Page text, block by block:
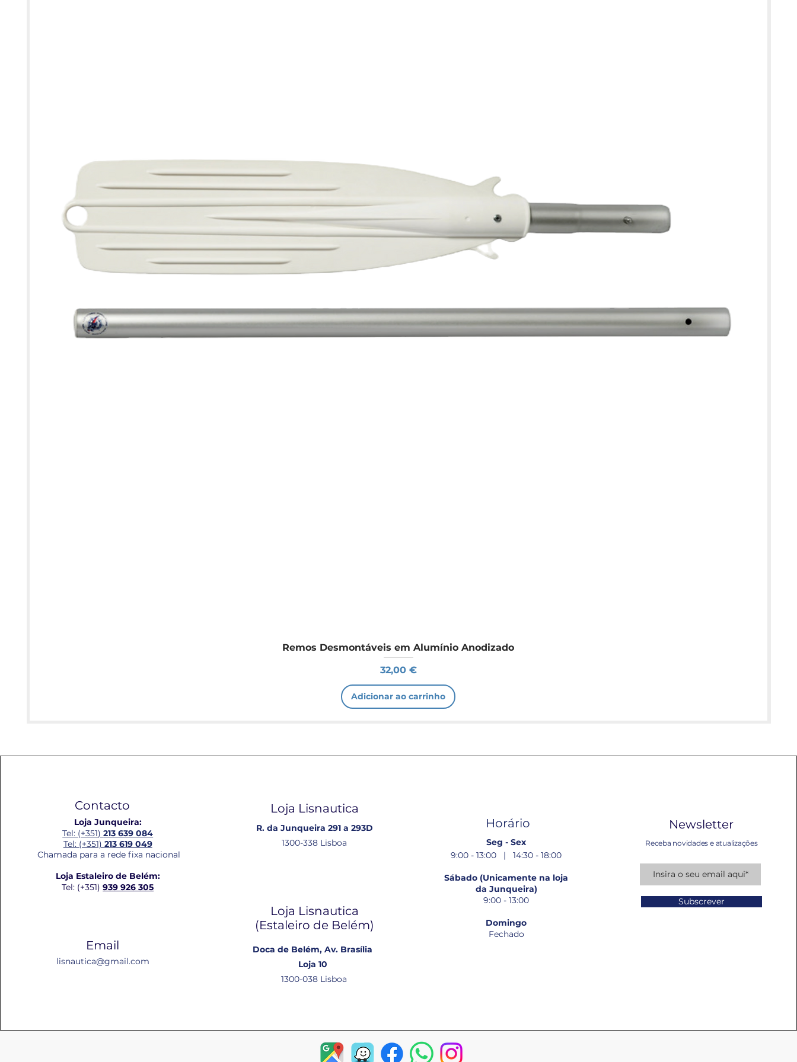
Remos Desmontáveis em Alumínio Anodizado
Preço
32,00 €
Adicionar ao carrinho
Contacto
Loja Junqueira:
Tel: (+351)213 639 084
Tel: (+351) 213 619 049
Chamada para a rede fixa nacional
Loja Estaleiro de Belém:
Tel: (+351)939 926 305
Email
lisnautica@gmail.com
Loja Lisnautica
R. da Junqueira 291 a 293D
1300-338 Lisboa
Loja Lisnautica
(Estaleiro de Belém​)
Doca de Belém, Av. Brasília
Loja 10
1300-038 Lisboa
Horário
Seg - Sex
9:00 - 13:00 | 14:30 - 18:00
Sábado (Unicamente na loja
da Junqueira)
9:00 - 13:00
Domingo
Fechado
Newsletter
Receba novidades e atualizações
Subscrever